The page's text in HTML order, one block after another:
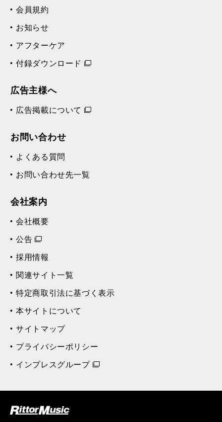
会員規約
お知らせ
アフターケア
付録ダウンロード
広告主様へ
広告掲載について
お問い合わせ
よくある質問
お問い合わせ先一覧
会社案内
会社概要
公告
採用情報
関連サイト一覧
特定商取引法に基づく表示
本サイトについて
サイトマップ
プライバシーポリシー
インプレスグループ
ジック (Rittor Musi